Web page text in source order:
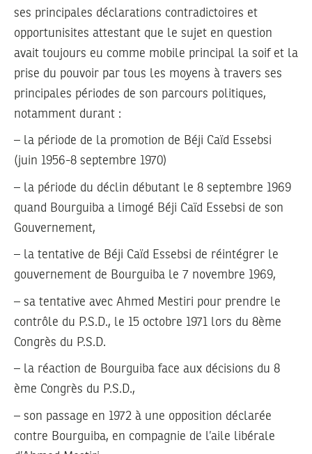
ses principales déclarations contradictoires et
opportunisites attestant que le sujet en question
avait toujours eu comme mobile principal la soif et la
prise du pouvoir par tous les moyens à travers ses
principales périodes de son parcours politiques,
notamment durant :
– la période de la promotion de Béji Caïd Essebsi
(juin 1956-8 septembre 1970)
– la période du déclin débutant le 8 septembre 1969
quand Bourguiba a limogé Béji Caïd Essebsi de son
Gouvernement,
– la tentative de Béji Caïd Essebsi de réintégrer le
gouvernement de Bourguiba le 7 novembre 1969,
– sa tentative avec Ahmed Mestiri pour prendre le
contrôle du P.S.D., le 15 octobre 1971 lors du 8ème
Congrès du P.S.D.
– la réaction de Bourguiba face aux décisions du 8
ème Congrès du P.S.D.,
– son passage en 1972 à une opposition déclarée
contre Bourguiba, en compagnie de l’aile libérale